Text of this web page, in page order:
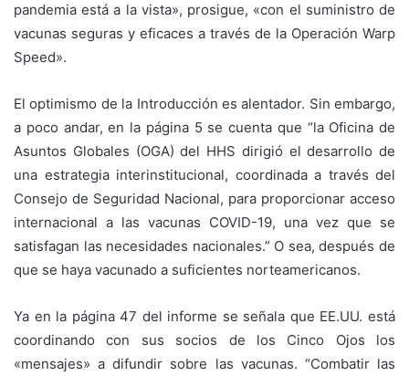
pandemia está a la vista», prosigue, «con el suministro de
vacunas seguras y eficaces a través de la Operación Warp
Speed».
El optimismo de la Introducción es alentador. Sin embargo,
a poco andar, en la página 5 se cuenta que “la Oficina de
Asuntos Globales (OGA) del HHS dirigió el desarrollo de
una estrategia interinstitucional, coordinada a través del
Consejo de Seguridad Nacional, para proporcionar acceso
internacional a las vacunas COVID-19, una vez que se
satisfagan las necesidades nacionales.” O sea, después de
que se haya vacunado a suficientes norteamericanos.
Ya en la página 47 del informe se señala que EE.UU. está
coordinando con sus socios de los Cinco Ojos los
«mensajes» a difundir sobre las vacunas. “Combatir las